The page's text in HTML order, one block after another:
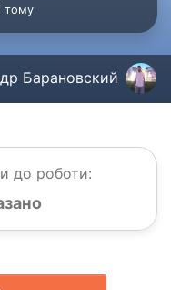
тому
Барановский
до роботи: